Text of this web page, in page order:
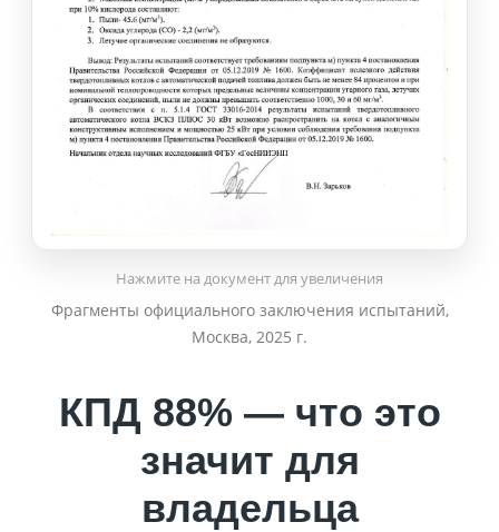
Нажмите на документ для увеличения
Фрагменты официального заключения испытаний,
Москва, 2025 г.
КПД 88% — что это
значит для
владельца